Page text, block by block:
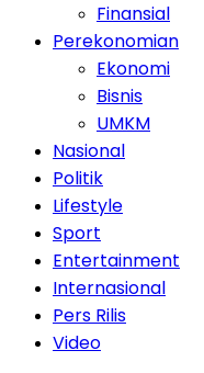
Finansial
Perekonomian
Ekonomi
Bisnis
UMKM
Nasional
Politik
Lifestyle
Sport
Entertainment
Internasional
Pers Rilis
Video